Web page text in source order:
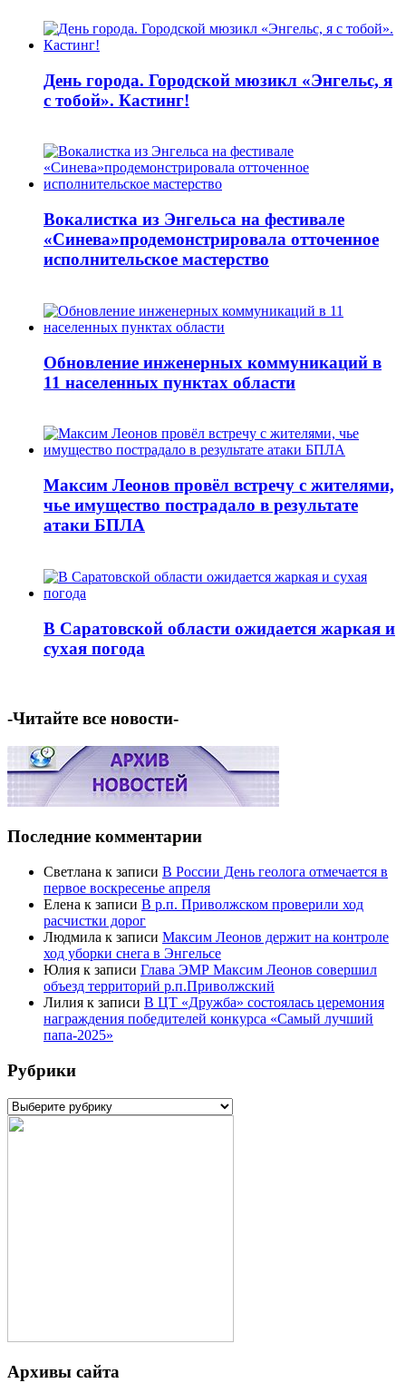
День города. Городской мюзикл «Энгельс, я
с тобой». Кастинг!
Вокалистка из Энгельса на фестивале
«Синева»продемонстрировала отточенное
исполнительское мастерство
Обновление инженерных коммуникаций в
11 населенных пунктах области
Максим Леонов провёл встречу с жителями,
чье имущество пострадало в результате
атаки БПЛА
В Саратовской области ожидается жаркая и
сухая погода
-Читайте все новости-
Последние комментарии
Светлана к записи В России День геолога отмечается в
первое воскресенье апреля
Елена к записи В р.п. Приволжском проверили ход
расчистки дорог
Людмила к записи Максим Леонов держит на контроле
ход уборки снега в Энгельсе
Юлия к записи Глава ЭМР Максим Леонов совершил
объезд территорий р.п.Приволжский
Лилия к записи В ЦТ «Дружба» состоялась церемония
награждения победителей конкурса «Самый лучший
папа-2025»
Рубрики
Рубрики
Архивы сайта